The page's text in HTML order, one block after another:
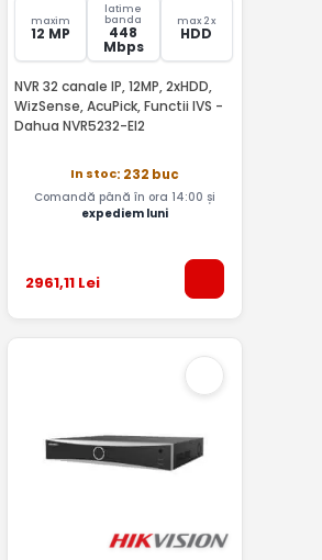
maxim
12 MP
latime
banda
448
Mbps
max 2 x
HDD
NVR 32 canale IP, 12MP, 2xHDD,
WizSense, AcuPick, Functii IVS -
Dahua NVR5232-EI2
In stoc: 232 buc
Comandă până în ora 14:00 și
expediem luni
2961,11Lei